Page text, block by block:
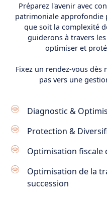
Préparez l'avenir avec
patrimoniale approfondie
que soit la complexité
guiderons à travers
optimiser et
Fixez un rendez-vous
pas vers une
Diagnostic &
Protection &
Optimisation fiscale
Optimisation de la
succession